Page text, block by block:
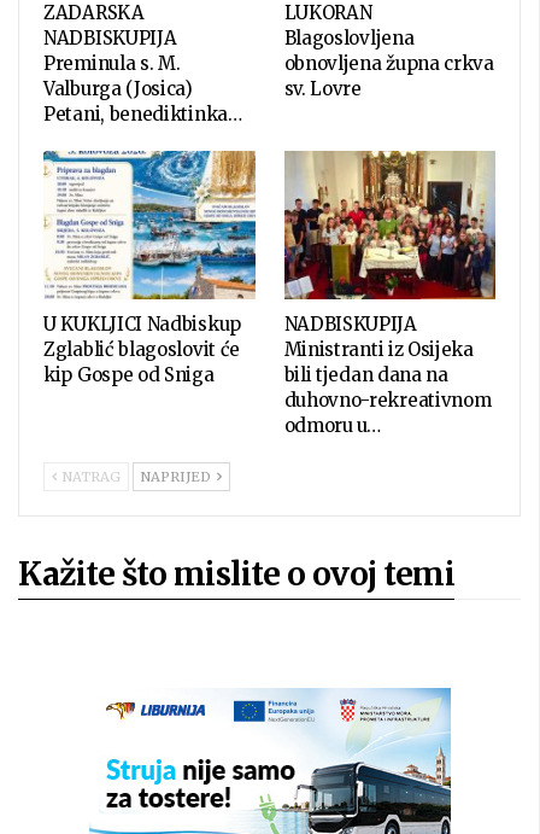
ZADARSKA
NADBISKUPIJA
Preminula s. M.
Valburga (Josica)
Petani, benediktinka…
LUKORAN
Blagoslovljena
obnovljena župna crkva
sv. Lovre
U KUKLJICI Nadbiskup
Zglablić blagoslovit će
kip Gospe od Sniga
NADBISKUPIJA
Ministranti iz Osijeka
bili tjedan dana na
duhovno-rekreativnom
odmoru u…
NATRAG NAPRIJED
Kažite što mislite o ovoj temi